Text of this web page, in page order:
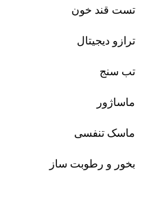
تست قند خون
ترازو دیجیتال
تب سنج
ماساژور
ماسک تنفسی
بخور و رطوبت ساز